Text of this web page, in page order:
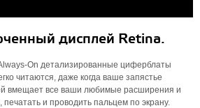
дисплей Retina.
On детализированные циферблаты
читаются, даже когда ваше запястье
вмещает все ваши любимые расширения и
печатать и проводить пальцем по экрану.